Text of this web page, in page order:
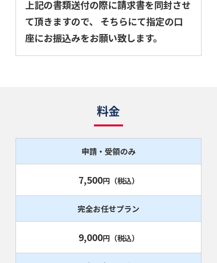
上記の書類送付の際に請求書を同封させ
て頂きますので、 そちらにて指定の口
座にお振込みをお願い致します。
料金
申請・受領のみ
7,500円 （税込）
完全お任せプラン
9,000円 （税込）